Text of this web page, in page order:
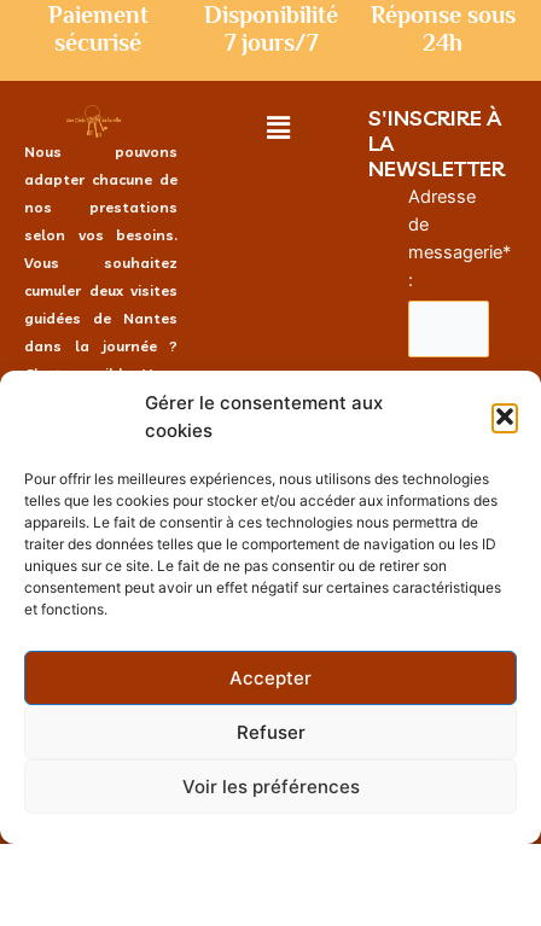
Gérer le consentement aux
cookies
Pour offrir les meilleures expériences, nous utilisons des technologies
telles que les cookies pour stocker et/ou accéder aux informations des
appareils. Le fait de consentir à ces technologies nous permettra de
traiter des données telles que le comportement de navigation ou les ID
uniques sur ce site. Le fait de ne pas consentir ou de retirer son
consentement peut avoir un effet négatif sur certaines caractéristiques
et fonctions.
Accepter
Refuser
Voir les préférences
Paiement
sécurisé
Disponibilité
7 jours/7
Réponse sous
24h
Nous pouvons
adapter chacune de
nos prestations
selon vos besoins.
Vous souhaitez
cumuler deux visites
guidées de Nantes
dans la journée ?
C’est possible. Vous
souhaitez faire une
visite guidée en
éléments dans
plusieurs de nos
visites ? C’est
possible. Vous
souhaitez visiter une
Ouest ? C’est
S'INSCRIRE À
LA
NEWSLETTER
Adresse
de
messagerie*
:
CONTACTER
Château de Clermont
Allée de Clermont 44850
Le Cellier
Politique